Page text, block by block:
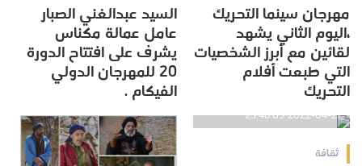
مهرجان سينما التحريك
،اليوم الثاني يشهد
لقائين مع أبرز الشخصيات
التي طبعت أفلام
التحريك
السيد عبدالغني الصبار
عامل عمالة مكناس
يشرف على افتتاح الدورة
20 للمهرجان الدولي
الفيكام .
2022-04-21 23:46:05
ثقافة